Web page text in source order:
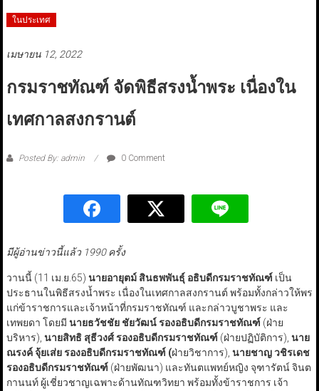
ในประเทศ
เมษายน 12, 2022
กรมราชทัณฑ์ จัดพิธีสรงน้ำพระ เนื่องใน
เทศกาลสงกรานต์
Posted By: admin 0 Comment
มีผู้อ่านข่าวนี้แล้ว 1990 ครั้ง
วานนี้ (11 เม.ย.65) นายอายุตม์ สินธพพันธุ์ อธิบดีกรมราชทัณฑ์ เป็น
ประธานในพิธีสรงน้ำพระ เนื่องในเทศกาลสงกรานต์ พร้อมทั้งกล่าวให้พร
แก่ข้าราชการและเจ้าหน้าที่กรมราชทัณฑ์ และกล่าวบูชาพระ และ
เทพยดา โดยมี นายธวัชชัย ชัยวัฒน์ รองอธิบดีกรมราชทัณฑ์ (ฝ่าย
บริหาร), นายสิทธิ สุธีวงศ์ รองอธิบดีกรมราชทัณฑ์ (ฝ่ายปฏิบัติการ), นาย
ณรงค์ จุ้ยเส่ย รองอธิบดีกรมราชทัณฑ์ (ฝ่ายวิชาการ), นายชาญ วชิรเดช
รองอธิบดีกรมราชทัณฑ์ (ฝ่ายพัฒนา) และทันตแพทย์หญิง จุฑารัตน์ จินต
กานนท์ ผู้เชี่ยวชาญเฉพาะด้านทัณฑวิทยา พร้อมทั้งข้าราชการ เจ้า